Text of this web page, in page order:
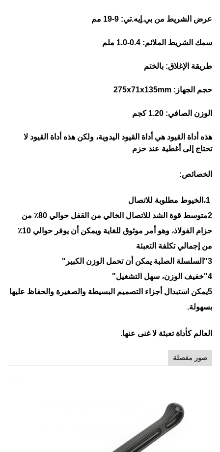
عرض الشريط من بي.إيه.تي: 9-19 مم
سمك الشريط الملائم: 0.4-1.0 ملم
طريقة الإغلاق: بالختم
حجم الجهاز: 275x71x135mm
الوزن الصافي: 1.20 كجم
هذه أداة القيود هي أداة القيود اليدوية، ولكن هذه أداة القيود لا
تحتاج إلى أغطية عند حزم
الخصائص:
1،الخيوط مطلوبة للاتصال
2متوسط قوة الشد للاتصال الخالي من القفل حوالي 80٪ من
حزام الفولاذ، وهو أمر موثوق للغاية ويمكن أن يوفر حوالي 10٪
من إجمالي تكلفة التعبئة
3"السلسلة الصلبة يمكن أن تحمل الوزن الكبير"
4"خفيف الوزن، سهل التشغيل"
5يمكن استبدال أجزاء التصميم البسيطة والصغيرة والحفاظ عليها
بسهولة.
العالم كأداة تعبئة لا غنى عنها.
صور مفصلة